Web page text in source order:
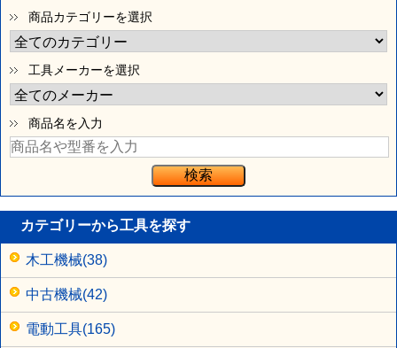
商品カテゴリーを選択
工具メーカーを選択
商品名を入力
カテゴリーから工具を探す
木工機械(38)
中古機械(42)
電動工具(165)